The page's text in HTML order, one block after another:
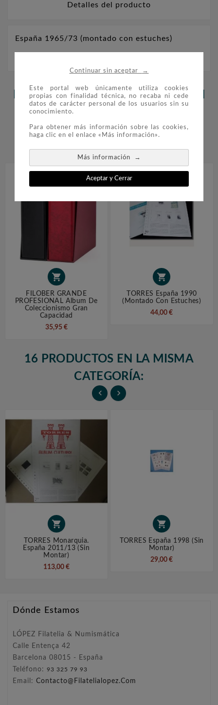
Continuar sin aceptar →
Este portal web únicamente utiliza cookies
propias con finalidad técnica, no recaba ni cede
datos de carácter personal de los usuarios sin su
conocimiento.
Para obtener más información sobre las cookies,
haga clic en el enlace «Más información».
Más información →
Aceptar y Cerrar
Detalles del producto
España 1965/73 (montado con estuches)
LOS CLIENTES QUE ADQUIRIERON
ESTE PRODUCTO TAMBIÉN
COMPRARON:

FILOBER GRANDE
PROFESIONAL Album De
Coleccionismo Gran
Capacidad
35,95 €

TORRES España 1990
(montado Con Estuches)
44,00 €
16 PRODUCTOS EN LA MISMA
CATEGORÍA:
 

TORRES Monarquia.
España 2011/13 (sin
Montar)
113,00 €

TORRES España 1998 (sin
Montar)
29,00 €
Dónde Estamos
LÓPEZ Filatelia & Numismática
Calle Entença 42
Barcelona 08015 - España
Teléfono: 93 325 79 93
Email: Contacto@filatelialopez.com